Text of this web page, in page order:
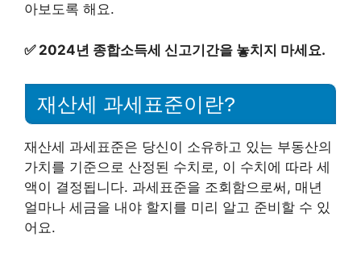
아보도록 해요.
✅ 2024년 종합소득세 신고기간을 놓치지 마세요.
재산세 과세표준이란?
재산세 과세표준은 당신이 소유하고 있는 부동산의
가치를 기준으로 산정된 수치로, 이 수치에 따라 세
액이 결정됩니다. 과세표준을 조회함으로써, 매년
얼마나 세금을 내야 할지를 미리 알고 준비할 수 있
어요.